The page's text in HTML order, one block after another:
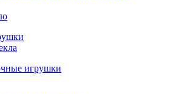
игрушки